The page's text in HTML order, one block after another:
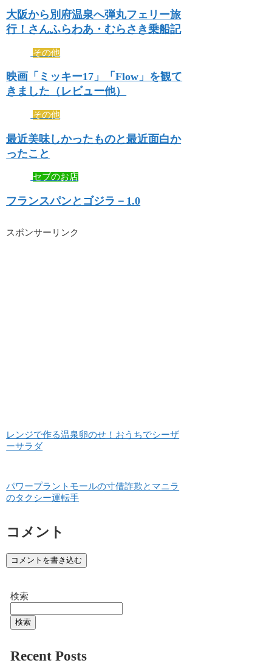
大阪から別府温泉へ弾丸フェリー旅
行！さんふらわあ・むらさき乗船記
その他
映画「ミッキー17」「Flow」を観て
きました（レビュー他）
その他
最近美味しかったものと最近面白か
ったこと
セブのお店
フランスパンとゴジラ－1.0
スポンサーリンク
レンジで作る温泉卵のせ！おうちでシーザ
ーサラダ
パワープラントモールの寸借詐欺とマニラ
のタクシー運転手
コメント
コメントを書き込む
検索
検索
Recent Posts